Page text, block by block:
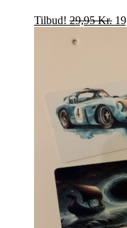
Tilbud! 29,95Kr.